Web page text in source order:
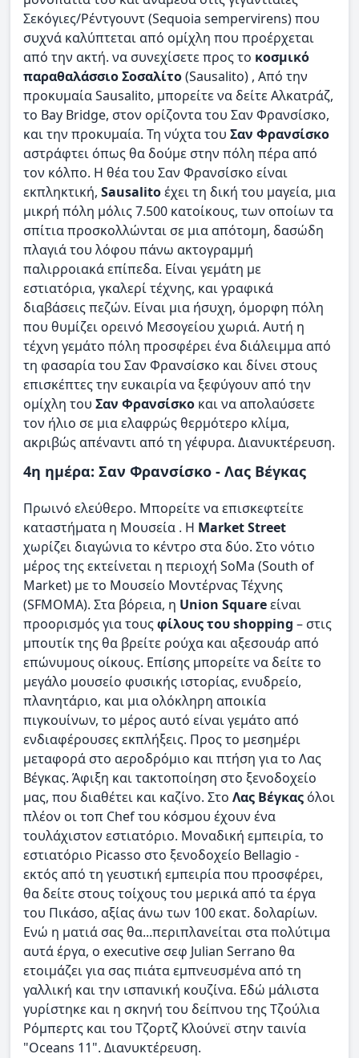
Σεκόγιες/Ρέντγουντ (Sequoia sempervirens) που
συχνά καλύπτεται από ομίχλη που προέρχεται
από την ακτή. να συνεχίσετε προς το κοσμικό
παραθαλάσσιο Σοσαλίτο(Sausalito) , Από την
προκυμαία Sausalito, μπορείτε να δείτε Αλκατράζ,
το Bay Bridge, στον ορίζοντα του Σαν Φρανσίσκο,
και την προκυμαία. Τη νύχτα του Σαν Φρανσίσκο
αστράφτει όπως θα δούμε στην πόλη πέρα από
τον κόλπο. Η θέα του Σαν Φρανσίσκο είναι
εκπληκτική, Sausalitoέχει τη δική του μαγεία, μια
μικρή πόλη μόλις 7.500 κατοίκους, των οποίων τα
σπίτια προσκολλώνται σε μια απότομη, δασώδη
πλαγιά του λόφου πάνω ακτογραμμή
παλιρροιακά επίπεδα. Είναι γεμάτη με
εστιατόρια, γκαλερί τέχνης, και γραφικά
διαβάσεις πεζών. Είναι μια ήσυχη, όμορφη πόλη
που θυμίζει ορεινό Μεσογείου χωριά. Αυτή η
τέχνη γεμάτο πόλη προσφέρει ένα διάλειμμα από
τη φασαρία του Σαν Φρανσίσκο και δίνει στους
επισκέπτες την ευκαιρία να ξεφύγουν από την
ομίχλη του Σαν Φρανσίσκο και να απολαύσετε
τον ήλιο σε μια ελαφρώς θερμότερο κλίμα,
ακριβώς απέναντι από τη γέφυρα. Διανυκτέρευση.
4η ημέρα: Σαν Φρανσίσκο - Λας Βέγκας
Πρωινό ελεύθερο. Μπορείτε να επισκεφτείτε
καταστήματα η Μουσεία . H Μarket Street
χωρίζει διαγώνια το κέντρο στα δύο. Στο νότιο
μέρος της εκτείνεται η περιοχή SoMa (South of
Market) με το Μουσείο Μοντέρνας Τέχνης
(SFMOMA). Στα βόρεια, η Union Squareείναι
προορισμός για τουςφίλους του shopping – στις
μπουτίκ της θα βρείτε ρούχα και αξεσουάρ από
επώνυμους οίκους. Επίσης μπορείτε να δείτε το
μεγάλο μουσείο φυσικής ιστορίας, ενυδρείο,
πλανητάριο, και μια ολόκληρη αποικία
πιγκουίνων, το μέρος αυτό είναι γεμάτο από
ενδιαφέρουσες εκπλήξεις. Προς το μεσημέρι
μεταφορά στο αεροδρόμιο και πτήση για το Λας
Βέγκας. Άφιξη και τακτοποίηση στο ξενοδοχείο
μας, που διαθέτει και καζίνο. Στο Λας Βέγκας όλοι
πλέον οι τοπ Chef του κόσμου έχουν ένα
τουλάχιστον εστιατόριο. Μοναδική εμπειρία, το
εστιατόριο Picasso στο ξενοδοχείο Bellagio -
εκτός από τη γευστική εμπειρία που προσφέρει,
θα δείτε στους τοίχους του μερικά από τα έργα
του Πικάσο, αξίας άνω των 100 εκατ. δολαρίων.
Ενώ η ματιά σας θα...περιπλανείται στα πολύτιμα
αυτά έργα, ο executive σεφ Julian Serrano θα
ετοιμάζει για σας πιάτα εμπνευσμένα από τη
γαλλική και την ισπανική κουζίνα. Εδώ μάλιστα
γυρίστηκε και η σκηνή του δείπνου της Τζούλια
Ρόμπερτς και του Τζορτζ Κλούνεϊ στην ταινία
"Oceans 11". Διανυκτέρευση.